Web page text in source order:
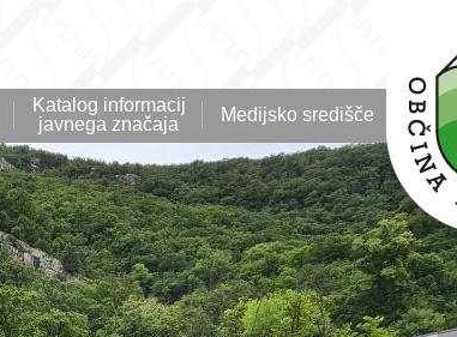
Katalog informacij
javnega značaja
Medijsko središče